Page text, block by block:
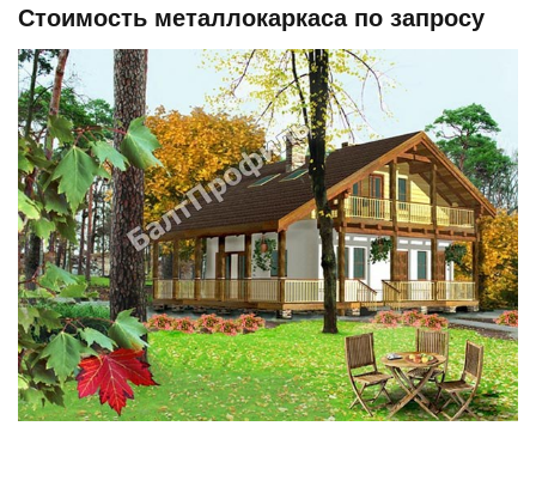
Стоимость металлокаркаса по запросу